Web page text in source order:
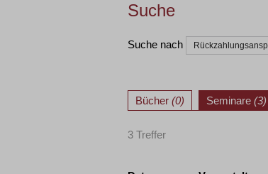
Suche
Suche nach
Bücher (0) Seminare (3)
3 Treffer